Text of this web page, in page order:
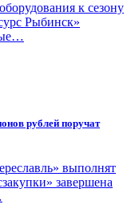
к сезону
Рыбинск»
рублей поручат
выполнят
завершена